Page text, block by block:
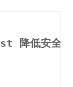
降低安全性